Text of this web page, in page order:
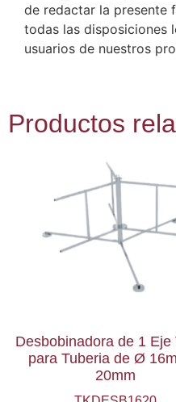
de redactar la presente
todas las disposiciones
usuarios de nuestros
Productos
Desbobinadora de 1 Eje
para Tuberia de Ø
20mm